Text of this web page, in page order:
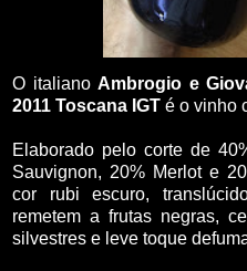
O italianoAmbrogio e
2011 Toscana IGT é o vinho
Elaborado pelo corte de
Sauvignon, 20% Merlot e
cor rubi escuro,
remetem a frutas negras,
silvestres e leve toque